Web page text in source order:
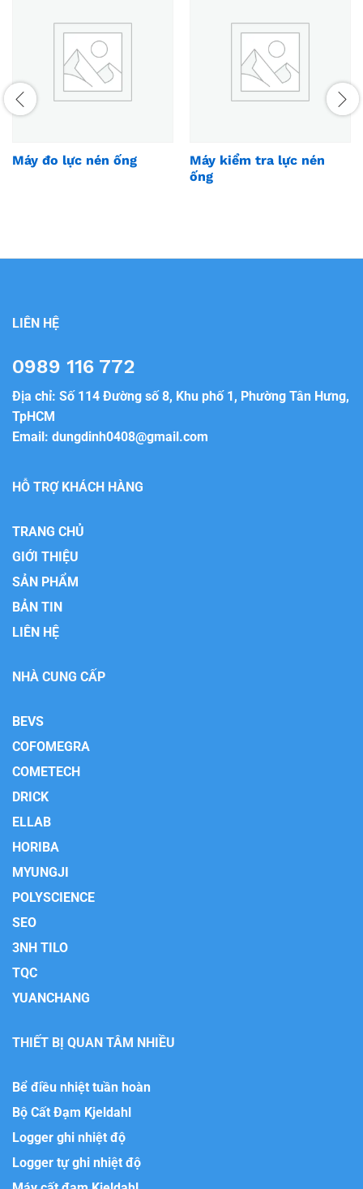
Máy đo lực nén ống
Máy kiểm tra lực nén
ống
LIÊN HỆ
0989 116 772
Địa chỉ: Số 114 Đường số 8, Khu phố 1, Phường Tân Hưng,
TpHCM
Email: dungdinh0408@gmail.com
HỖ TRỢ KHÁCH HÀNG
TRANG CHỦ
GIỚI THIỆU
SẢN PHẨM
BẢN TIN
LIÊN HỆ
NHÀ CUNG CẤP
BEVS
COFOMEGRA
COMETECH
DRICK
ELLAB
HORIBA
MYUNGJI
POLYSCIENCE
SEO
3NH TILO
TQC
YUANCHANG
THIẾT BỊ QUAN TÂM NHIỀU
Bể điều nhiệt tuần hoàn
Bộ Cất Đạm Kjeldahl
Logger ghi nhiệt độ
Logger tự ghi nhiệt độ